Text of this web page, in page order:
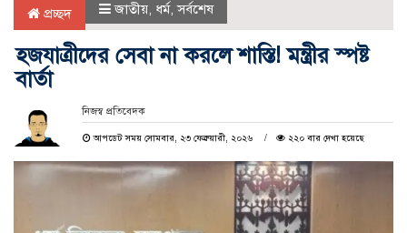
প্রচ্ছদ জাতীয়, ধর্ম,সর্বশেষ
হজযাত্রীদের সেবা না করলে শাস্তি! মন্ত্রীর স্পষ্ট
বার্তা
নিজস্ব প্রতিবেদক
আপডেট সময় সোমবার, ২৩ ফেব্রুয়ারী, ২০২৬ ২২০ বার দেখা হয়েছে